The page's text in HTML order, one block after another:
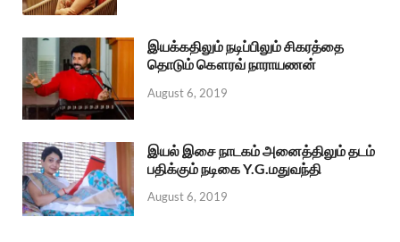
இயக்கதிலும் நடிப்பிலும் சிகரத்தை
தொடும் கௌரவ் நாராயணன்
August 6, 2019
இயல் இசை நாடகம் அனைத்திலும் தடம்
பதிக்கும் நடிகை Y.G.மதுவந்தி
August 6, 2019